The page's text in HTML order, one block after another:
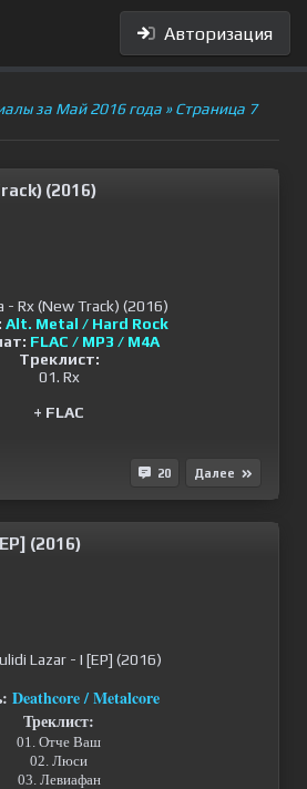
Авторизация
за Май 2016 года » Страница 7
(2016)
Alt. Metal / Hard Rock
FLAC / MP3 / M4A
Треклист:
01. Rx
+ FLAC
20 Далее
(2016)
Deathcore / Metalcore
Треклист:
01. Отче Ваш
02. Люси
03. Левиафан